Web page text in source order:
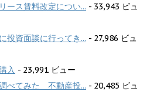
ース賃料改定につい... - 33,943 ビュ
投資面談に行ってき... - 27,986 ビュ
入 - 23,991 ビュー
べてみた 不動産投... - 20,485 ビュ